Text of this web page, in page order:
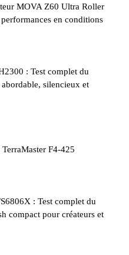
MOVA Z60 Ultra Roller
en conditions
: Test complet du
silencieux et
F4-425
: Test complet du
compact pour créateurs et